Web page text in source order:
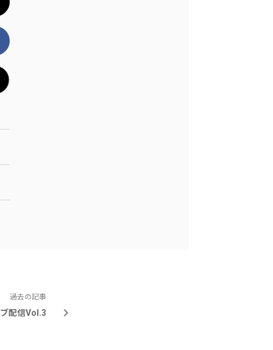
過去の記事
配信Vol.3